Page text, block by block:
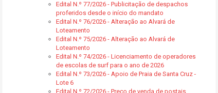
Edital N.º 77/2026 - Publicitação de despachos
proferidos desde o início do mandato
Edital N.º 76/2026 - Alteração ao Alvará de
Loteamento
Edital N.º 75/2026 - Alteração ao Alvará de
Loteamento
Edital N.º 74/2026 - Licenciamento de operadores
de escolas de surf para o ano de 2026
Edital N.º 73/2026 - Apoio de Praia de Santa Cruz -
Lote 6
Edital N.º 72/2026 - Preço de venda de postais